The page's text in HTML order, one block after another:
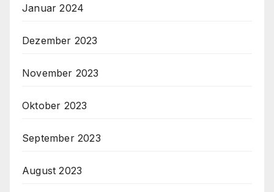
Januar 2024
Dezember 2023
November 2023
Oktober 2023
September 2023
August 2023